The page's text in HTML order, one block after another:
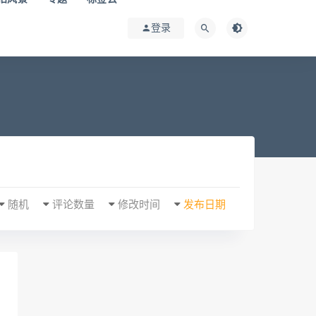
登录
发布日期
修改时间
评论数量
随机